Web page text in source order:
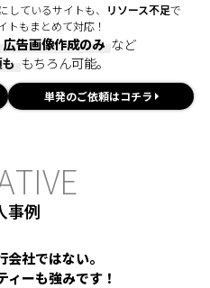
にしているサイトも、 リソース不足で
トもまとめて対応！
広告画像作成のみ など
もちろん可能。
単発のご依頼はコチラ
TIVE
事例
社ではない。
ィーも強みです！